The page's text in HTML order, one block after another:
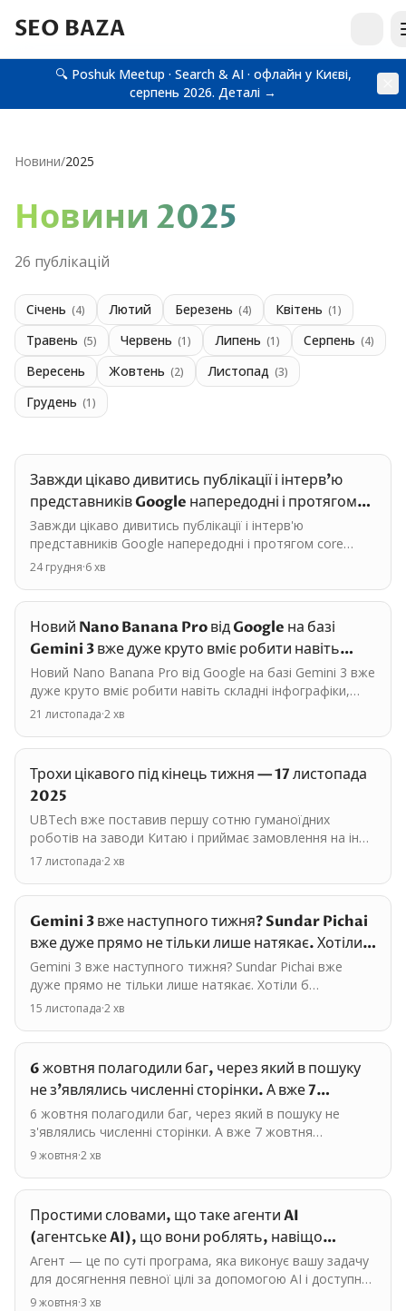
SEO BAZA
🔍 Poshuk Meetup · Search & AI · офлайн у Києві,
серпень 2026. Деталі →
Новини/2025
Новини 2025
26 публікацій
Січень (4) Лютий Березень (4) Квітень (1)
Травень (5) Червень (1) Липень (1) Серпень (4)
Вересень Жовтень (2) Листопад (3)
Грудень (1)
Завжди цікаво дивитись публікації і інтерв'ю
представників Google напередодні і протягом
core…
Завжди цікаво дивитись публікації і інтерв'ю
представників Google напередодні і протягом core
update, тому що це зазвичай натяк не те, що нас очікує
по…
24 грудня·6хв
Новий Nano Banana Pro від Google на базі
Gemini 3 вже дуже круто вміє робити навіть
складні…
Новий Nano Banana Pro від Google на базі Gemini 3 вже
дуже круто вміє робити навіть складні інфографіки,
особливо якщо не вчитуватися у текст і намагатися…
21 листопада·2хв
Трохи цікавого під кінець тижня — 17 листопада
2025
UBTech вже поставив першу сотню гуманоїдних
роботів на заводи Китаю і приймає замовлення на інші
партії. Роботи вміють самі собі замінювати батарейки
17 листопада·2хв
Gemini 3 вже наступного тижня? Sundar Pichai
вже дуже прямо не тільки лише натякає. Хотіли
б… — 15 листопада 2025
Gemini 3 вже наступного тижня? Sundar Pichai вже
дуже прямо не тільки лише натякає. Хотіли б
посилання на свійт беттінг-сайт від гугла? Користувачі
15 листопада·2хв
6 жовтня полагодили баг, через який в пошуку
не з'являлись численні сторінки. А вже 7
жовтня…
6 жовтня полагодили баг, через який в пошуку не
з'являлись численні сторінки. А вже 7 жовтня
розкатали AI Mode на ще 35 нових мов і 40 нових країн.
9 жовтня·2хв
Простими словами, що таке агенти AI
(агентське AI), що вони роблять, навіщо
потрібні, чому так всі…
Агент — це по суті програма, яка виконує вашу задачу
для досягнення певної цілі за допомогою AI і доступних
інструментів. Чим це відрізняється від того, що…
9 жовтня·3 хв